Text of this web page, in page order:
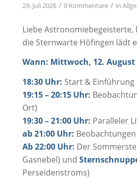
29. Juli 2026 / 0 Kommentare / in
Liebe
die Sternwarte Höfingen lädt
Wann: Mittwoch, 12. August
18:30 Uhr: Start &
19:15 – 20:15 Uhr:
Ort)
19:30 – 21:00 Uhr: Paralleler
ab 21:00 Uhr:
Ab 22:00 Uhr: Der
Gasnebel) und
Perseidenstroms)